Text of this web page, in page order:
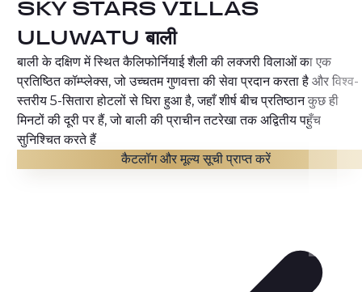
SKY STARS VILLAS
ULUWATU बाली
बाली के दक्षिण में स्थित कैलिफोर्नियाई शैली की लक्जरी विलाओं का एक
प्रतिष्ठित कॉम्प्लेक्स, जो उच्चतम गुणवत्ता की सेवा प्रदान करता है और विश्व-
स्तरीय 5-सितारा होटलों से घिरा हुआ है, जहाँ शीर्ष बीच प्रतिष्ठान कुछ ही
मिनटों की दूरी पर हैं, जो बाली की प्राचीन तटरेखा तक अद्वितीय पहुँच
सुनिश्चित करते हैं
कैटलॉग और मूल्य सूची प्राप्त करें